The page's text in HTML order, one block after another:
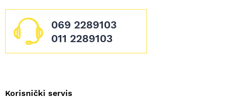
069 2289103
011 2289103
Korisnički servis